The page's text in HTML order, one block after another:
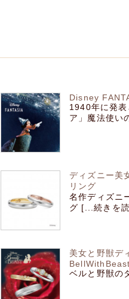
Disney
1940年に発
ア」魔法使い
ディズニー美
リング
名作ディズニ
グ [...続きを
美女と野獣デ
BellWithBeast
ベルと野獣の